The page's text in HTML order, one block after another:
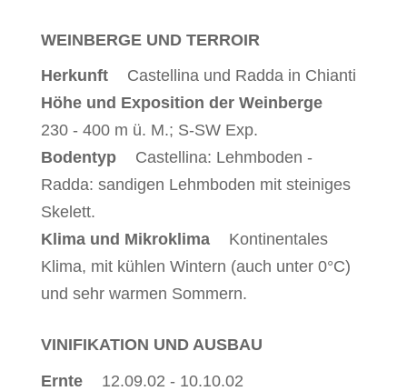
WEINBERGE UND TERROIR
Herkunft
Castellina und Radda in Chianti
Höhe und Exposition der Weinberge
230 - 400 m ü. M.; S-SW Exp.
Bodentyp
Castellina: Lehmboden -
Radda: sandigen Lehmboden mit steiniges
Skelett.
Klima und Mikroklima
Kontinentales
Klima, mit kühlen Wintern (auch unter 0°C)
und sehr warmen Sommern.
VINIFIKATION UND AUSBAU
Ernte
12.09.02 - 10.10.02